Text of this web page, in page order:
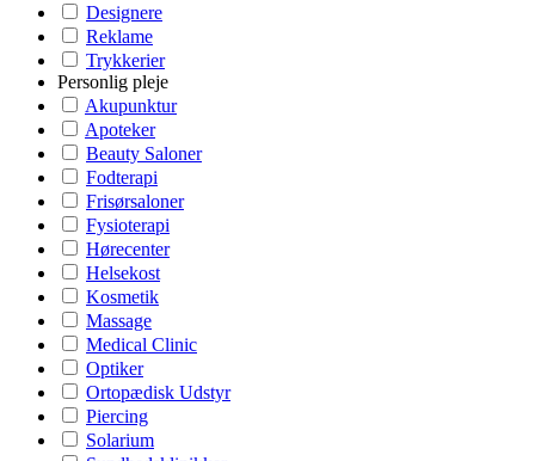
Designere
Reklame
Trykkerier
Personlig pleje
Akupunktur
Apoteker
Beauty Saloner
Fodterapi
Frisørsaloner
Fysioterapi
Hørecenter
Helsekost
Kosmetik
Massage
Medical Clinic
Optiker
Ortopædisk Udstyr
Piercing
Solarium